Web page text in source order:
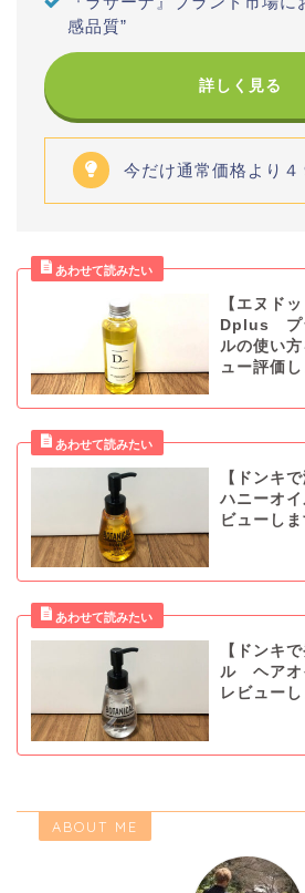
感品質”
詳しく見る
今だけ通常価格より４
【エヌド
Dplus プ
ルの使い
ュー評価し
【ドンキ
ハニーオ
ビューしま
【ドンキ
ル ヘアオ
レビューし
ABOUT ME